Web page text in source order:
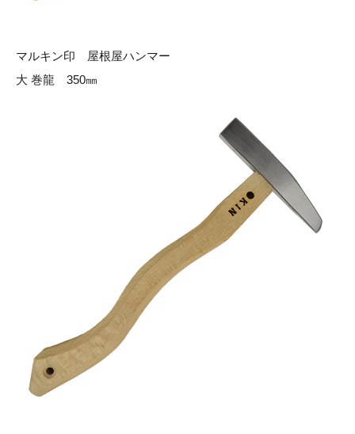
マルキン印 屋根屋ハンマー
大 巻龍 350㎜